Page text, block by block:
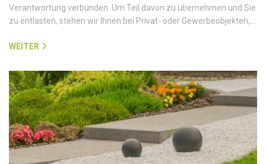
Verantwortung verbunden. Um Teil davon zu übernehmen und Sie
zu entlasten, stehen wir Ihnen bei Privat- oder Gewerbeobjekten,…
WEITER